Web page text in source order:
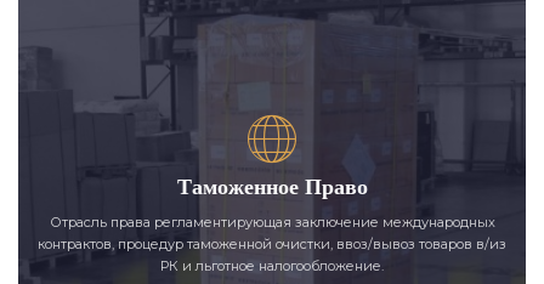
Таможенное Право
Отрасль права регламентирующая заключение международных
контрактов, процедур таможенной очистки, ввоз/вывоз товаров в/из
РК и льготное налогообложение.